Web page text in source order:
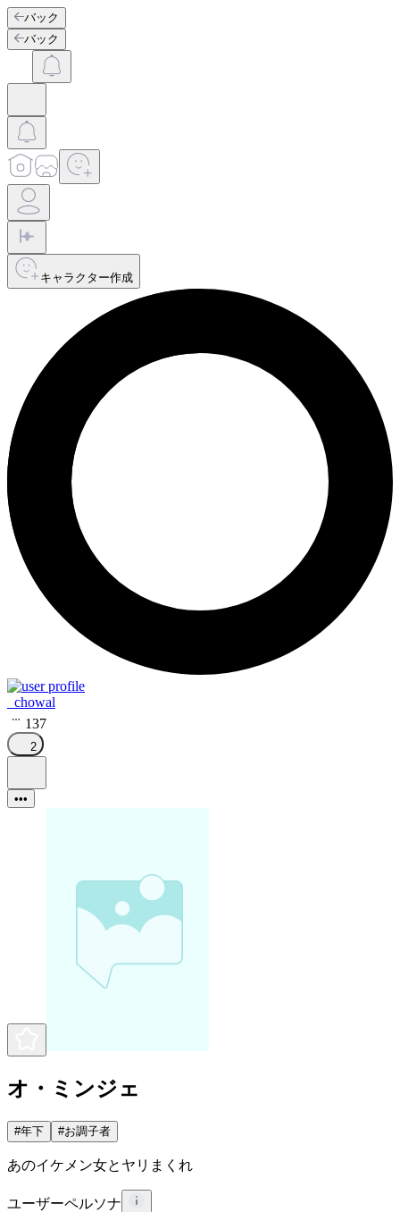
バック
バック
キャラクター作成
_chowal
137
2
•••
オ・ミンジェ
#年下 #お調子者
あのイケメン女とヤリまくれ
ユーザーペルソナ